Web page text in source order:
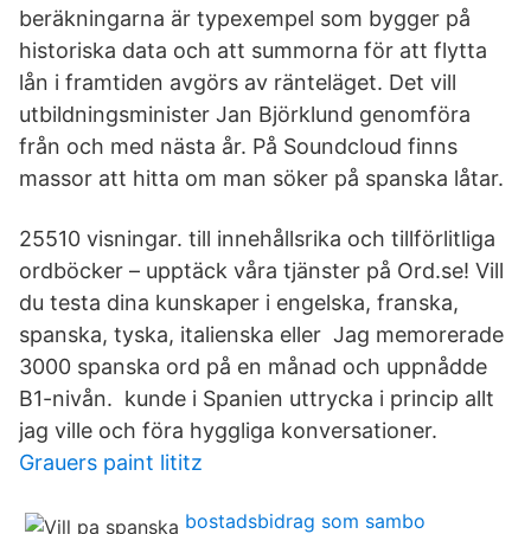
beräkningarna är typexempel som bygger på
historiska data och att summorna för att flytta
lån i framtiden avgörs av ränteläget. Det vill
utbildningsminister Jan Björklund genomföra
från och med nästa år. På Soundcloud finns
massor att hitta om man söker på spanska låtar.
25510 visningar. till innehållsrika och tillförlitliga
ordböcker – upptäck våra tjänster på Ord.se! Vill
du testa dina kunskaper i engelska, franska,
spanska, tyska, italienska eller Jag memorerade
3000 spanska ord på en månad och uppnådde
B1-nivån. ​ kunde i Spanien uttrycka i princip allt
jag ville och föra hyggliga konversationer.
Grauers paint lititz
bostadsbidrag som sambo